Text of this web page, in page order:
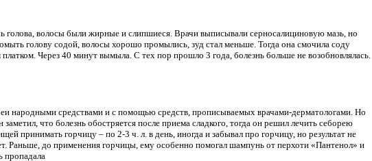
волосы были жирные и слипшиеся. Врачи выписывали серносалициновую мазь, но
голову содой, волосы хорошо промылись, зуд стал меньше. Тогда она смочила соду
Через 40 минут вымыла. С тех пор прошло 3 года, болезнь больше не возобновлялась.
народными средствами и с помощью средств, прописываемых врачами-дерматологами. Но
что болезнь обостряется после приема сладкого, тогда он решил лечить себорею
принимать горчицу – по 2-3 ч. л. в день, иногда и забывал про горчицу, но результат не
Раньше, до применения горчицы, ему особенно помогал шампунь от перхоти «Пантенол» и
пропадала